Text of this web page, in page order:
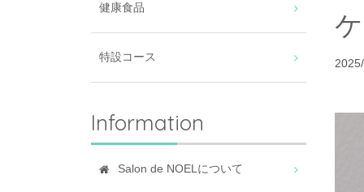
健康食品
特設コース
Information
Salon de NOELについて